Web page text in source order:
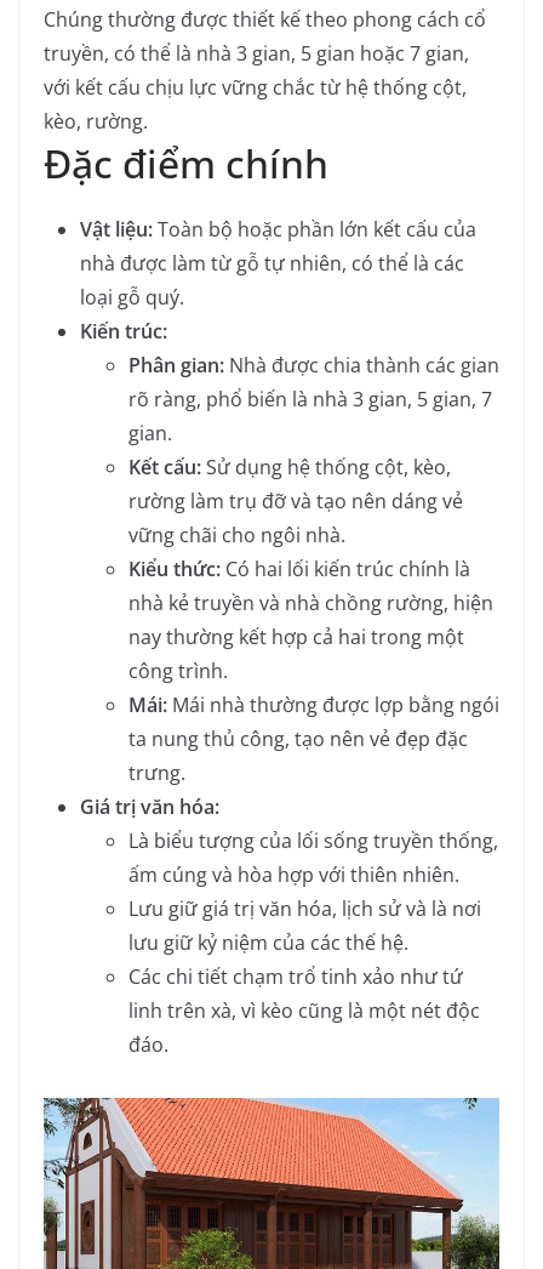
Chúng thường được thiết kế theo phong cách cổ
truyền, có thể là nhà 3 gian, 5 gian hoặc 7 gian,
với kết cấu chịu lực vững chắc từ hệ thống cột,
kèo, rường.
Đặc điểm chính
Vật liệu:Toàn bộ hoặc phần lớn kết cấu của
nhà được làm từ gỗ tự nhiên, có thể là các
loại gỗ quý.
Kiến trúc:
Phân gian: Nhà được chia thành các gian
rõ ràng, phổ biến là nhà 3 gian, 5 gian, 7
gian.
Kết cấu:Sử dụng hệ thống cột, kèo,
rường làm trụ đỡ và tạo nên dáng vẻ
vững chãi cho ngôi nhà.
Kiểu thức: Có hai lối kiến trúc chính là
nhà kẻ truyền và nhà chồng rường, hiện
nay thường kết hợp cả hai trong một
công trình.
Mái: Mái nhà thường được lợp bằng ngói
ta nung thủ công, tạo nên vẻ đẹp đặc
trưng.
Giá trị văn hóa:
Là biểu tượng của lối sống truyền thống,
ấm cúng và hòa hợp với thiên nhiên.
Lưu giữ giá trị văn hóa, lịch sử và là nơi
lưu giữ kỷ niệm của các thế hệ.
Các chi tiết chạm trổ tinh xảo như tứ
linh trên xà, vì kèo cũng là một nét độc
đáo.